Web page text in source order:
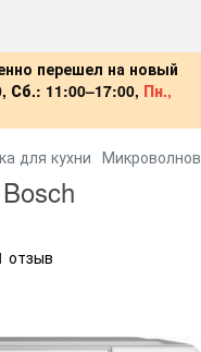
перешел на новый
Сб.: 11:00–17:00, Пн.,
для кухни
отзыв